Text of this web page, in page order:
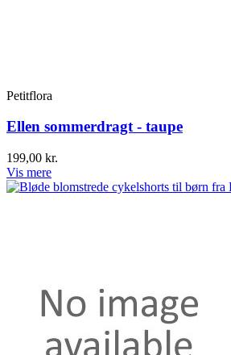
Petitflora
Ellen sommerdragt - taupe
199,00 kr.
Vis mere